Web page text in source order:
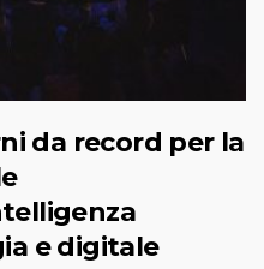
da record per la
e digitale